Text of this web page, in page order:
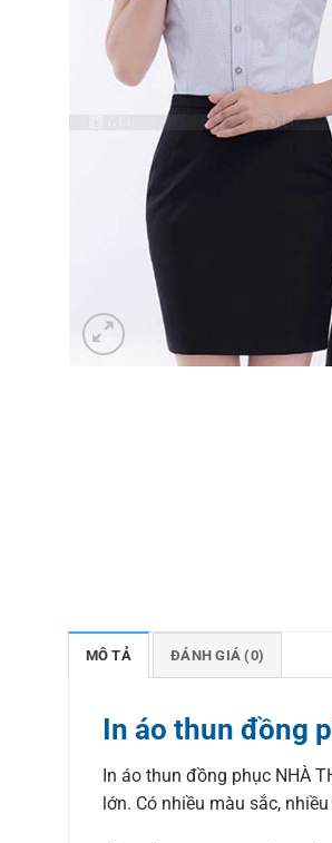
MÔ TẢ ĐÁNH GIÁ (0)
In áo thun đồng
In áo thun đồng phục NHÀ
lớn. Có nhiều màu sắc,